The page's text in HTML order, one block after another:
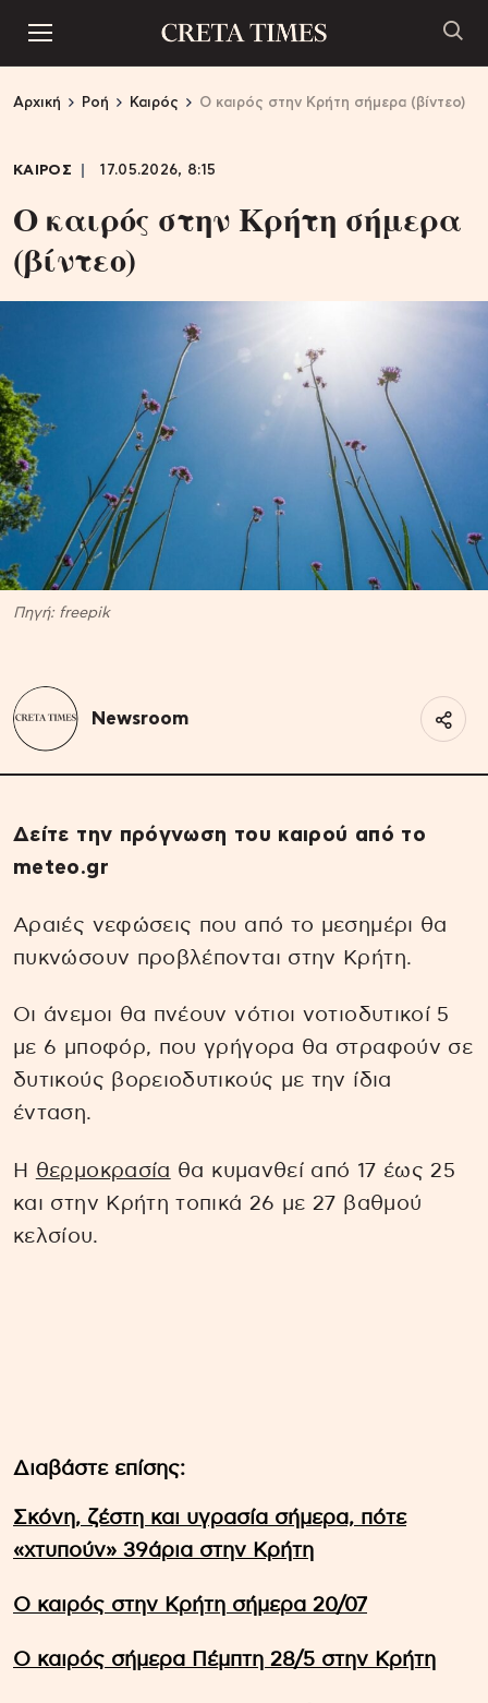
Αρχική Ροή Καιρός O καιρός στην Κρήτη σήμερα (βίντεο)
ΚΑΙΡΟΣ 17.05.2026, 8:15
O καιρός στην Κρήτη σήμερα
(βίντεο)
Πηγή: freepik
Newsroom
Δείτε την πρόγνωση του καιρού από το
meteo.gr
Αραιές νεφώσεις που από το μεσημέρι θα
πυκνώσουν προβλέπονται στην Κρήτη.
Οι άνεμοι θα πνέουν νότιοι νοτιοδυτικοί 5
με 6 μποφόρ, που γρήγορα θα στραφούν σε
δυτικούς βορειοδυτικούς με την ίδια
ένταση.
Η θερμοκρασία θα κυμανθεί από 17 έως 25
και στην Κρήτη τοπικά 26 με 27 βαθμού
κελσίου.
Διαβάστε επίσης:
Σκόνη, ζέστη και υγρασία σήμερα, πότε
«χτυπούν» 39άρια στην Κρήτη
Ο καιρός στην Κρήτη σήμερα 20/07
Ο καιρός σήμερα Πέμπτη 28/5 στην Κρήτη